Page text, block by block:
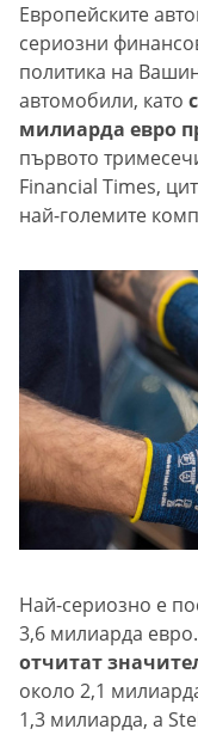
Европейските
сериозни
политика на
автомобили, като
милиарда евро
първото
Financial Times,
най-големите
Най-сериозно е
3,6 милиарда евро.
отчитат
около 2,1
1,3 милиарда, а